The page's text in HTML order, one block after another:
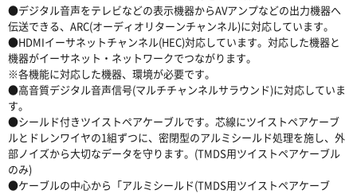
●デジタル音声をテレビなどの表示機器からAVアンプなどの出力機器へ
伝送できる、ARC(オーディオリターンチャンネル)に対応しています。
●HDMIイーサネットチャンネル(HEC)対応しています。対応した機器と
機器がイーサネット・ネットワークでつながります。
※各機能に対応した機器、環境が必要です。
●高音質デジタル音声信号(マルチチャンネルサラウンド)に対応していま
す。
●シールド付きツイストペアケーブルです。芯線にツイストペアケーブ
ルとドレンワイヤの1組ずつに、密閉型のアルミシールド処理を施し、外
部ノイズから大切なデータを守ります。(TMDS用ツイストペアケーブル
のみ)
●ケーブルの中心から「アルミシールド(TMDS用ツイストペアケーブ